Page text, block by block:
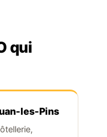
qui
les-Pins